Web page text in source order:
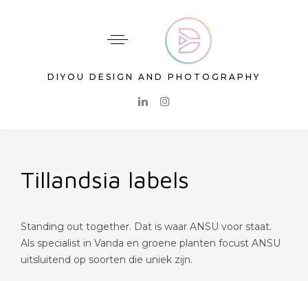
DIYOU DESIGN AND PHOTOGRAPHY
Tillandsia labels
Standing out together. Dat is waar ANSU voor staat.
Als specialist in Vanda en groene planten focust ANSU
uitsluitend op soorten die uniek zijn.